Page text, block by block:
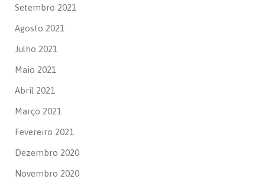
Setembro 2021
Agosto 2021
Julho 2021
Maio 2021
Abril 2021
Março 2021
Fevereiro 2021
Dezembro 2020
Novembro 2020